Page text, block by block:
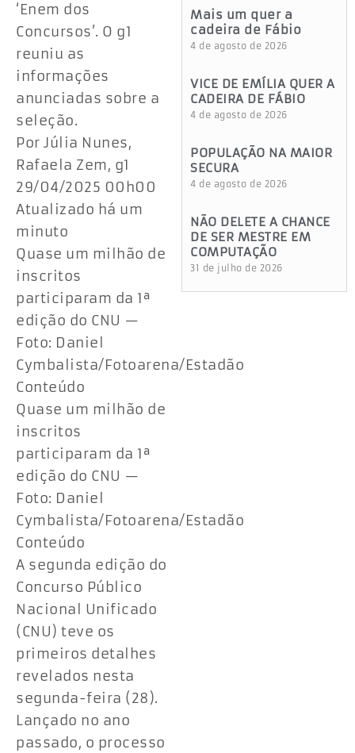
‘Enem dos
Concursos’. O g1
reuniu as
informações
anunciadas sobre a
seleção.
Por Júlia Nunes,
Rafaela Zem, g1
29/04/2025 00h00
Atualizado há um
minuto
Quase um milhão de
inscritos
participaram da 1ª
edição do CNU —
Foto: Daniel
Cymbalista/Fotoarena/Estadão
Conteúdo
Quase um milhão de
inscritos
participaram da 1ª
edição do CNU —
Foto: Daniel
Cymbalista/Fotoarena/Estadão
Conteúdo
A segunda edição do
Concurso Público
Nacional Unificado
(CNU) teve os
primeiros detalhes
revelados nesta
segunda-feira (28).
Lançado no ano
passado, o processo
Mais um quer a
cadeira de Fábio
4 de agosto de 2026
VICE DE EMÍLIA QUER A
CADEIRA DE FÁBIO
4 de agosto de 2026
POPULAÇÃO NA MAIOR
SECURA
4 de agosto de 2026
NÃO DELETE A CHANCE
DE SER MESTRE EM
COMPUTAÇÃO
31 de julho de 2026